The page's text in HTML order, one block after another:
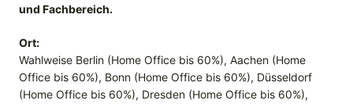
und Fachbereich.
Ort:
Wahlweise Berlin (Home Office bis 60%), Aachen (Home
Office bis 60%), Bonn (Home Office bis 60%), Düsseldorf
(Home Office bis 60%), Dresden (Home Office bis 60%),